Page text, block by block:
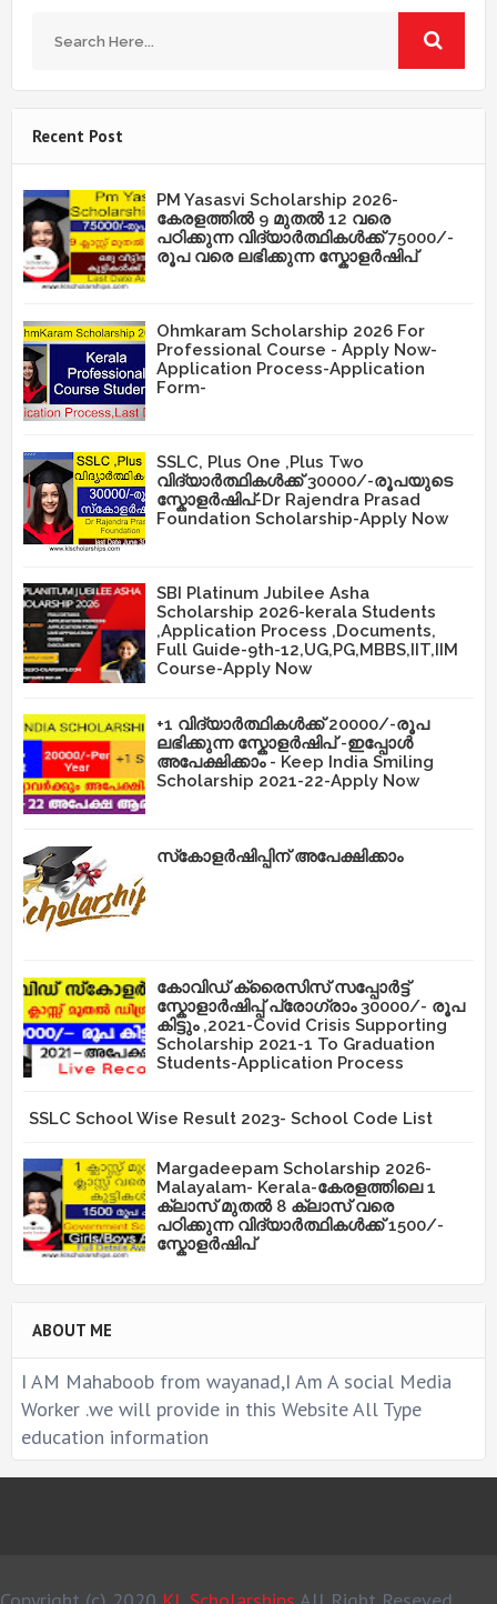
Recent Post
PM Yasasvi Scholarship 2026-
കേരളത്തിൽ 9 മുതൽ 12 വരെ
പഠിക്കുന്ന വിദ്യാർത്ഥികൾക്ക് 75000/-
രൂപ വരെ ലഭിക്കുന്ന സ്കോളർഷിപ്
Ohmkaram Scholarship 2026 For
Professional Course - Apply Now-
Application Process-Application
Form-
SSLC, Plus One ,Plus Two
വിദ്യാർത്ഥികൾക്ക് 30000/-രൂപയുടെ
സ്കോളർഷിപ്-Dr Rajendra Prasad
Foundation Scholarship-Apply Now
SBI Platinum Jubilee Asha
Scholarship 2026-kerala Students
,Application Process ,Documents,
Full Guide-9th-12,UG,PG,MBBS,IIT,IIM
Course-Apply Now
+1 വിദ്യാർത്ഥികൾക്ക് 20000/-രൂപ
ലഭിക്കുന്ന സ്കോളർഷിപ് -ഇപ്പോൾ
അപേക്ഷിക്കാം - Keep India Smiling
Scholarship 2021-22-Apply Now
സ്‌കോളർഷിപ്പിന് അപേക്ഷിക്കാം
കോവിഡ് ക്രൈസിസ് സപ്പോർട്ട്
സ്കോളാർഷിപ്പ് പ്രോഗ്രാം 30000/- രൂപ
കിട്ടും ,2021-Covid Crisis Supporting
Scholarship 2021-1 To Graduation
Students-Application Process
SSLC School Wise Result 2023- School Code List
Margadeepam Scholarship 2026-
Malayalam- Kerala-കേരളത്തിലെ 1
ക്ലാസ് മുതൽ 8 ക്ലാസ് വരെ
പഠിക്കുന്ന വിദ്യാർത്ഥികൾക്ക് 1500/-
സ്കോളർഷിപ്
ABOUT ME
I AM Mahaboob from wayanad,I Am A social Media
Worker .we will provide in this Website All Type
education information